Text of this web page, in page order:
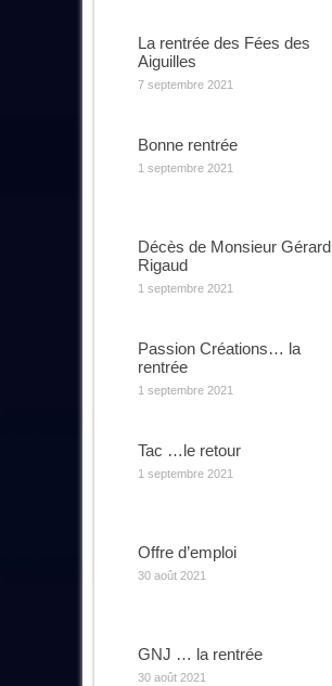
La rentrée des Fées des
Aiguilles
7 septembre 2021
Bonne rentrée
1 septembre 2021
Décès de Monsieur Gérard
Rigaud
1 septembre 2021
Passion Créations… la
rentrée
1 septembre 2021
Tac …le retour
1 septembre 2021
Offre d’emploi
30 août 2021
GNJ … la rentrée
30 août 2021